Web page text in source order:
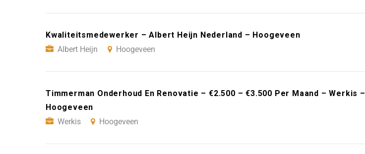
Kwaliteitsmedewerker – Albert Heijn Nederland – Hoogeveen
Albert Heijn
Hoogeveen
Timmerman Onderhoud En Renovatie – €2.500 – €3.500 Per Maand – Werkis –
Hoogeveen
Werkis
Hoogeveen